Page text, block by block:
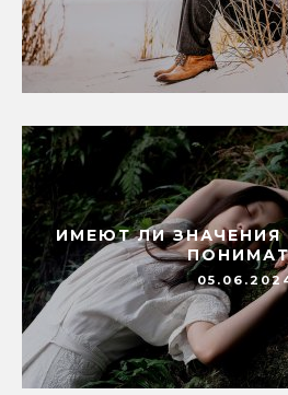
ИМЕЮТ ЛИ ЗНАЧЕНИЯ